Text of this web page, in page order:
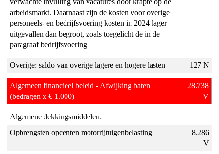
verwachte invulling van vacatures door krapte op de
arbeidsmarkt. Daarnaast zijn de kosten voor overige
personeels- en bedrijfsvoering kosten in 2024 lager
uitgevallen dan begroot, zoals toegelicht de in de
paragraaf bedrijfsvoering.
Overige: saldo van overige lagere en hogere lasten 127 N
Algemeen financieel beleid - Afwijking baten
(bedragen x € 1.000)
28.738
V
Algemene dekkingsmiddelen:
Opbrengsten opcenten motorrijtuigenbelasting
8.286
V